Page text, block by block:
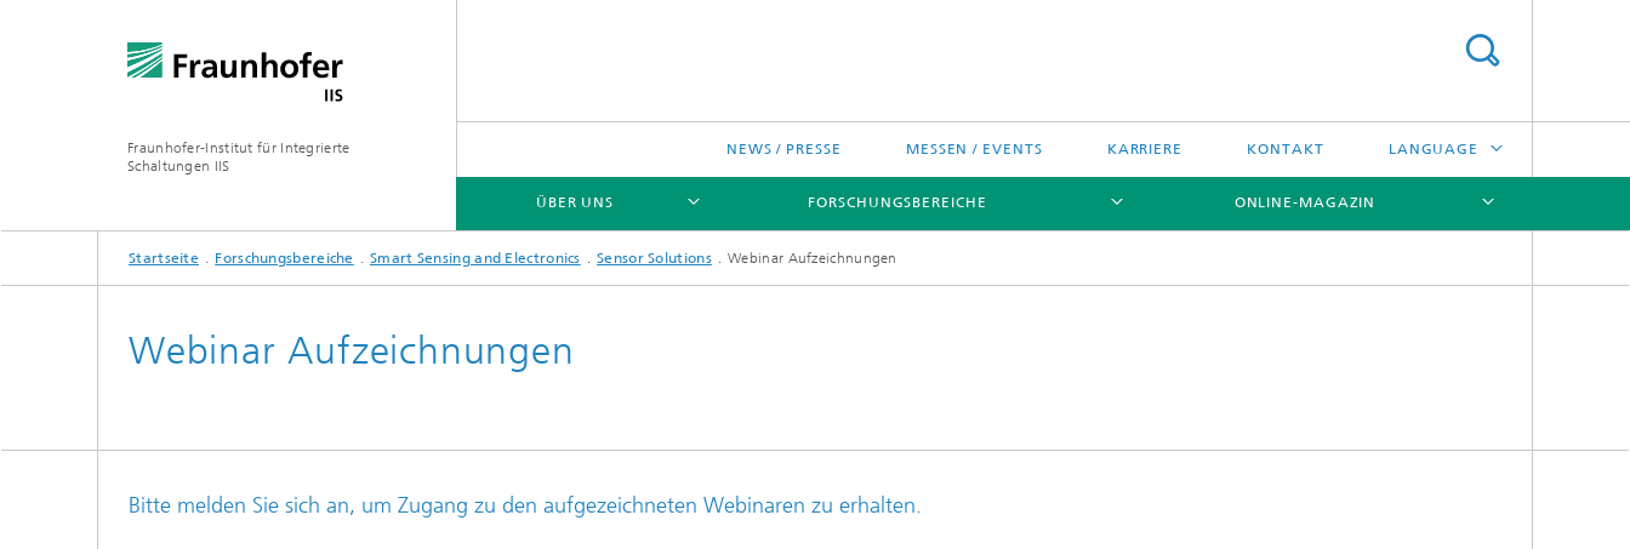
Fraunhofer-Institut für Integrierte
Schaltungen IIS
NEWS / PRESSE MESSEN / EVENTS KARRIERE KONTAKT LANGUAGE
ÜBER UNS
ÜBER UNS
Netzwerk Zukunftsinitiativen
FORSCHUNGSBEREICHE
FORSCHUNGSBEREICHE
ONLINE-MAGAZIN
ONLINE-MAGAZIN
Startseite Forschungsbereiche Smart Sensing and Electronics Sensor Solutions Webinar Aufzeichnungen
Webinar Aufzeichnungen
Bitte melden Sie sich an, um Zugang zu den aufgezeichneten Webinaren zu erhalten.